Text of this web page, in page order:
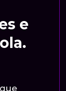
e